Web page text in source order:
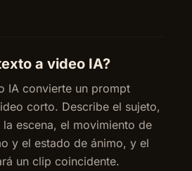
a video IA?
IA convierte un prompt
corto. Describe el sujeto,
escena, el movimiento de
y el estado de ánimo, y el
un clip coincidente.